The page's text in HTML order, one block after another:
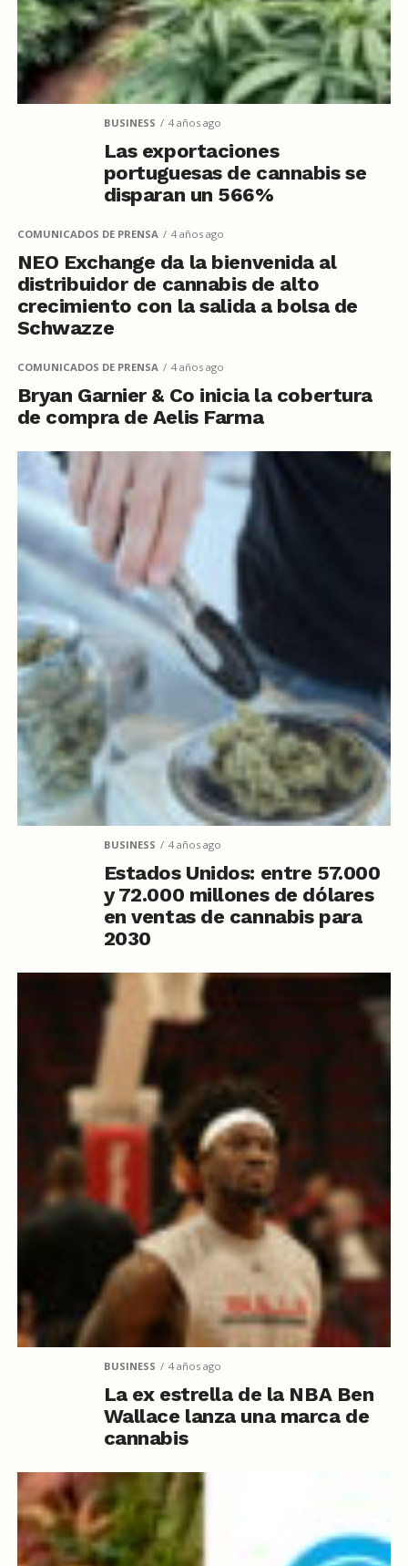
BUSINESS 4 años ago
Las exportaciones
portuguesas de cannabis se
disparan un 566%
COMUNICADOS DE PRENSA 4 años ago
NEO Exchange da la bienvenida al
distribuidor de cannabis de alto
crecimiento con la salida a bolsa de
Schwazze
COMUNICADOS DE PRENSA 4 años ago
Bryan Garnier & Co inicia la cobertura
de compra de Aelis Farma
BUSINESS 4 años ago
Estados Unidos: entre 57.000
y 72.000 millones de dólares
en ventas de cannabis para
2030
BUSINESS 4 años ago
La ex estrella de la NBA Ben
Wallace lanza una marca de
cannabis